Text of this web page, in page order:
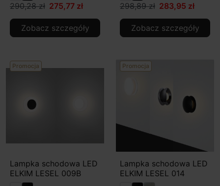
290,28 zł 275,77 zł
Zobacz szczegóły
298,89 zł 283,95 zł
Zobacz szczegóły
Promocja
Lampka schodowa LED
ELKIM LESEL 009B
Promocja
Lampka schodowa LED
ELKIM LESEL 014